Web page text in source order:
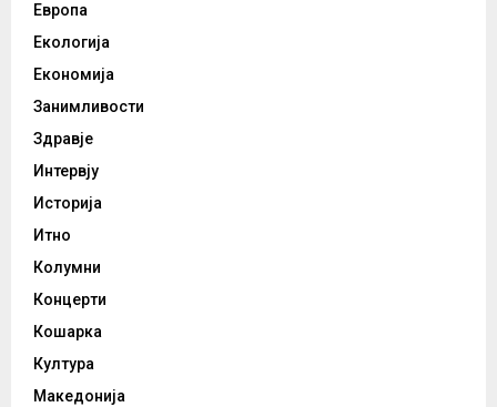
Европа
Екологија
Економија
Занимливости
Здравје
Интервју
Историја
Итно
Колумни
Концерти
Кошарка
Култура
Македонија